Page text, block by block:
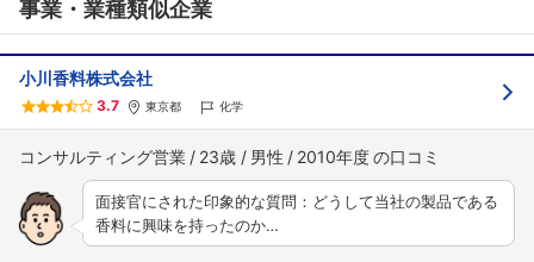
事業・業種類似企業
小川香料株式会社
3.7 東京都 化学
コンサルティング営業 23歳 男性 2010年度
面接官にされた印象的な質問：どうして当社の製品である
香料に興味を持ったのか…